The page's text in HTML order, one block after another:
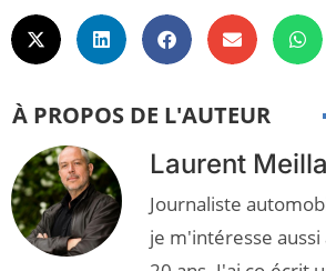
À PROPOS DE L'AUTEUR
Laurent
Journaliste
je m'intéresse